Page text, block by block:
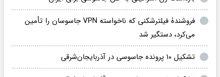
فروشندۀ فیلترشکنی که ناخواسته VPN جاسوسان را تأمین
می‌کرد، دستگیر شد
تشکیل ۱۰ پرونده جاسوسی در آذربایجان‌شرقی